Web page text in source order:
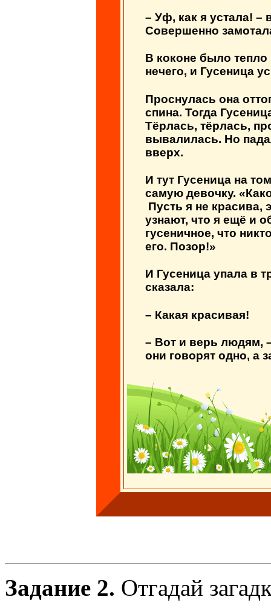
– Уф, как я устала! –
Совершенно
В коконе было
нечего, и Гусеница
Проснулась она
спина. Тогда
Тёрлась, тёрлась,
вывалилась. Но
вверх.
И тут Гусеница на
самую девочку.
Пусть я не красива,
узнают, что я ещё и
гусеничное, что
его. Позор!»
И Гусеница упала в
сказала:
– Какая красивая!
– Вот и верь людям,
они говорят одно, а
Задание 2. Отгадай